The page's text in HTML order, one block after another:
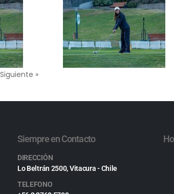
Siguiente »
Siempre en Contacto
DIRECCIÓN
Lo Beltrán 2500, Vitacura - Chile
TELEFONO